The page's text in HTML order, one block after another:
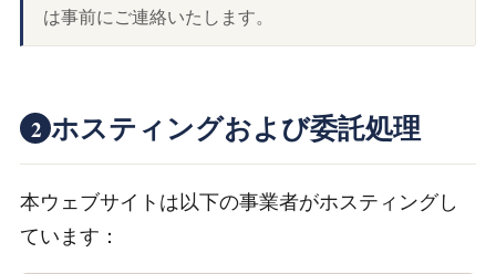
は事前にご連絡いたします。
2 ホスティングおよび委託処理
本ウェブサイトは以下の事業者がホスティングし
ています：